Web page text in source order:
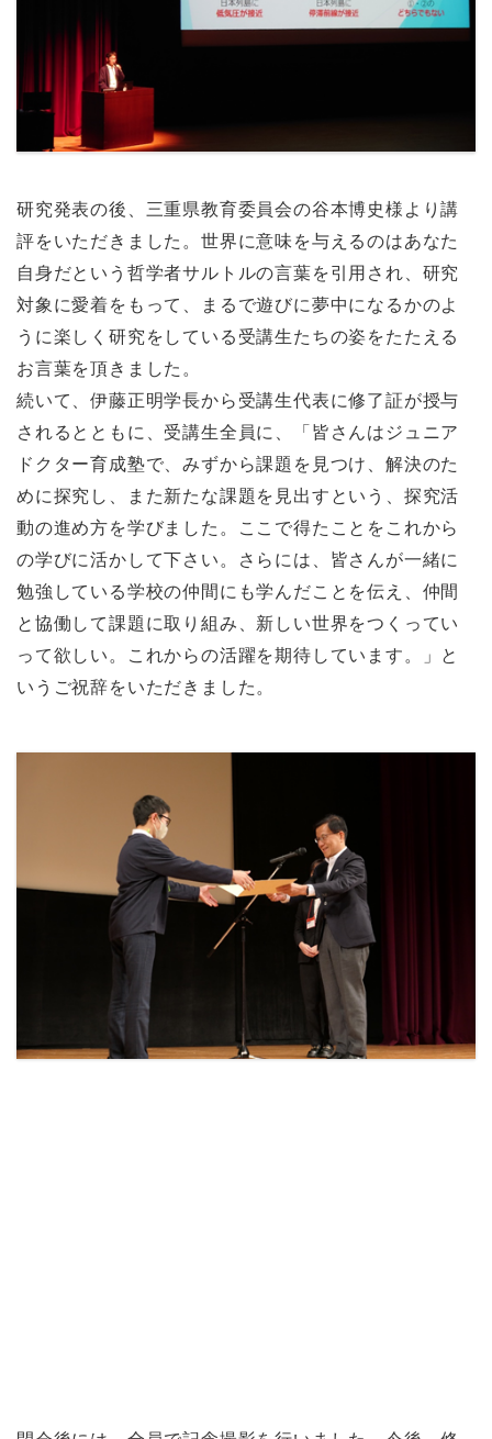
研究発表の後、三重県教育委員会の谷本博史様より講
評をいただきました。世界に意味を与えるのはあなた
自身だという哲学者サルトルの言葉を引用され、研究
対象に愛着をもって、まるで遊びに夢中になるかのよ
うに楽しく研究をしている受講生たちの姿をたたえる
お言葉を頂きました。
続いて、伊藤正明学長から受講生代表に修了証が授与
されるとともに、受講生全員に、「皆さんはジュニア
ドクター育成塾で、みずから課題を見つけ、解決のた
めに探究し、また新たな課題を見出すという、探究活
動の進め方を学びました。ここで得たことをこれから
の学びに活かして下さい。さらには、皆さんが一緒に
勉強している学校の仲間にも学んだことを伝え、仲間
と協働して課題に取り組み、新しい世界をつくってい
って欲しい。これからの活躍を期待しています。」と
いうご祝辞をいただきました。